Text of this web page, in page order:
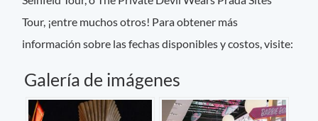
Tour, ¡entre muchos otros! Para obtener más
información sobre las fechas disponibles y costos, visite:
Galería de imágenes